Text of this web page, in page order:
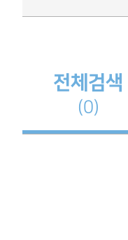
전체검색
(0)